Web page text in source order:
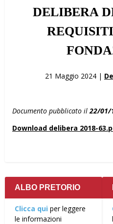
DELIBERA
21 Maggio 2024 |
Documento pubblicato il 22/01/
Download delibera 2018-
ALBO PRETORIO
Clicca qui per leggere
le informazioni